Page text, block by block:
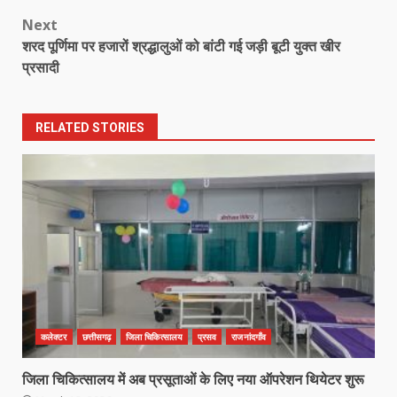
Next
शरद पूर्णिमा पर हजारों श्रद्धालुओं को बांटी गई जड़ी बूटी युक्त खीर
प्रसादी
RELATED STORIES
कलेक्टर छत्तीसगढ़ जिला चिकित्सालय प्रसव राजनांदगाँव
जिला चिकित्सालय में अब प्रसूताओं के लिए नया ऑपरेशन थियेटर शुरू